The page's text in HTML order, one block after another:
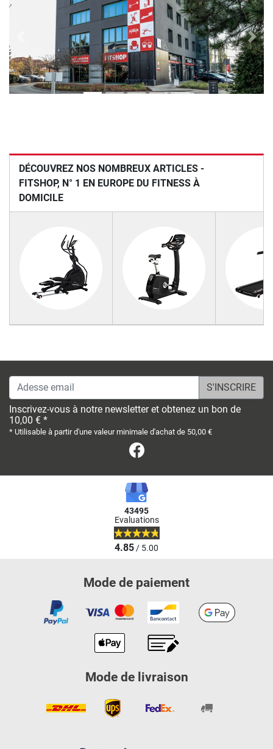
Previous Next
DÉCOUVREZ NOS NOMBREUX ARTICLES -
FITSHOP, N° 1 EN EUROPE DU FITNESS À
DOMICILE
Adesse email
Inscrivez-vous à notre newsletter et obtenez un bon de
10,00 € *
* Utilisable à partir d'une valeur minimale d'achat de 50,00 €
43495
Evaluations
4.85/ 5.00
Mode de paiement
Mode de livraison